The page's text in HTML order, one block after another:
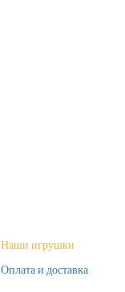
Наши игрушки
Оплата и доставка